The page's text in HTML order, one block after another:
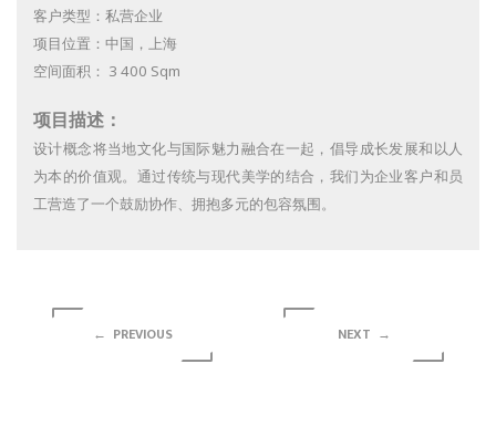
客户类型：私营企业
项目位置：中国，上海
空间面积： 3 400 Sqm
项目描述：
设计概念将当地文化与国际魅力融合在一起，倡导成长发展和以人
为本的价值观。通过传统与现代美学的结合，我们为企业客户和员
工营造了一个鼓励协作、拥抱多元的包容氛围。
← PREVIOUS NEXT →